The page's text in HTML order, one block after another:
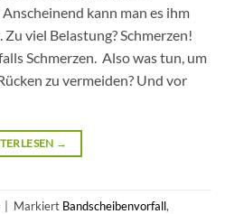
kann man es ihm
viel Belastung? Schmerzen!
Schmerzen. Also was tun, um
zu vermeiden? Und vor
→
Markiert Bandscheibenvorfall,